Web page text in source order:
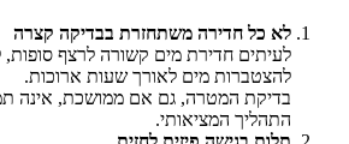
לא כל חדירה משתחזרת בבדיקה קצרה
לעיתים חדירת מים קשורה לרצף סופות,
להצטברות מים לאורך שעות ארוכות.
בדיקת המטרה, גם אם ממושכת, אינה
התהליך המציאותי.